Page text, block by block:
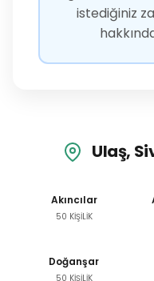
istediğiniz
Ulaş,
Akıncılar
50 KİŞİLİK
Doğanşar
50 KİŞİLİK